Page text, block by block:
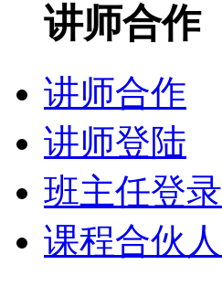
讲师合作
讲师合作
讲师登陆
班主任登录
课程合伙人